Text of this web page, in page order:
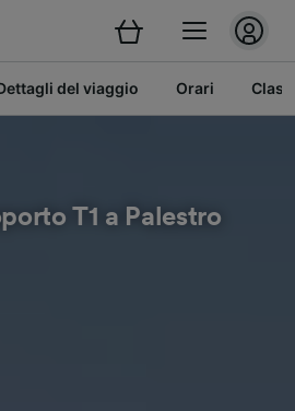
del viaggio Orari
T1 a Palestro